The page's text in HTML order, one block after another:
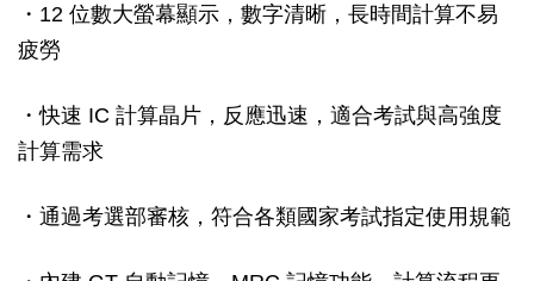
・12 位數大螢幕顯示，數字清晰，長時間計算不易
疲勞
・快速 IC 計算晶片，反應迅速，適合考試與高強度
計算需求
・通過考選部審核，符合各類國家考試指定使用規範